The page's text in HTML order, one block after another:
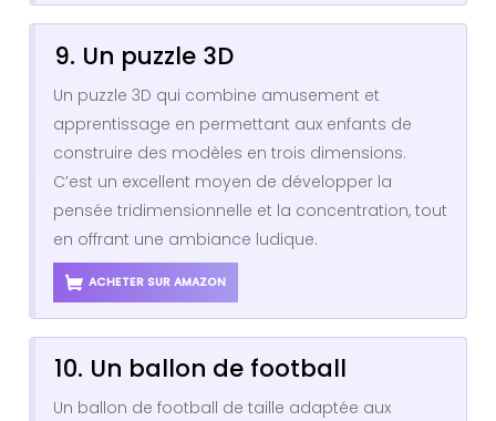
9. Un puzzle 3D
Un puzzle 3D qui combine amusement et
apprentissage en permettant aux enfants de
construire des modèles en trois dimensions.
C’est un excellent moyen de développer la
pensée tridimensionnelle et la concentration, tout
en offrant une ambiance ludique.
ACHETER SUR AMAZON
10. Un ballon de football
Un ballon de football de taille adaptée aux